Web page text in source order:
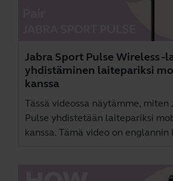
Jabra Sport Pulse Wireless -
yhdistäminen laitepariksi
kanssa
Tässä videossa näytämme, miten
Pulse yhdistetään laitepariksi
kanssa. Tämä video on